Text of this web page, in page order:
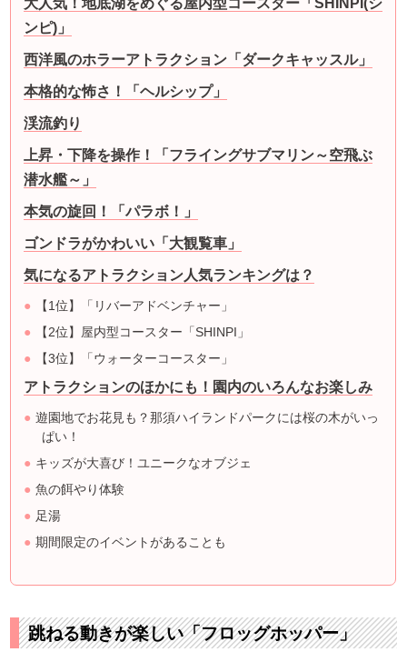
大人気！地底湖をめぐる屋内型コースター「SHINPI(シ
ンピ)」
西洋風のホラーアトラクション「ダークキャッスル」
本格的な怖さ！「ヘルシップ」
渓流釣り
上昇・下降を操作！「フライングサブマリン～空飛ぶ
潜水艦～」
本気の旋回！「パラボ！」
ゴンドラがかわいい「大観覧車」
気になるアトラクション人気ランキングは？
【1位】「リバーアドベンチャー」
【2位】屋内型コースター「SHINPI」
【3位】「ウォーターコースター」
アトラクションのほかにも！園内のいろんなお楽しみ
遊園地でお花見も？那須ハイランドパークには桜の木がいっ
ぱい！
キッズが大喜び！ユニークなオブジェ
魚の餌やり体験
足湯
期間限定のイベントがあることも
跳ねる動きが楽しい「フロッグホッパー」